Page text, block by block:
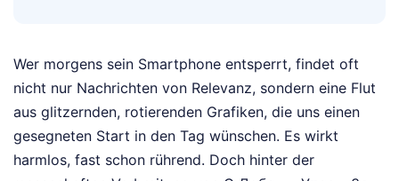
Wer morgens sein Smartphone entsperrt, findet oft
nicht nur Nachrichten von Relevanz, sondern eine Flut
aus glitzernden, rotierenden Grafiken, die uns einen
gesegneten Start in den Tag wünschen. Es wirkt
harmlos, fast schon rührend. Doch hinter der